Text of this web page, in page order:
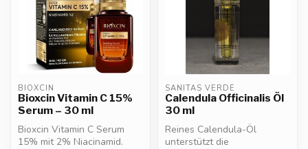
BIOXCIN
Bioxcin Vitamin C 15%
Serum – 30 ml
Bioxcin Vitamin C Serum
15% mit 2% Niacinamid.
SANITAS VERDE
Calendula Officinalis Öl
30 ml
Reines Calendula-Öl
unterstützt die